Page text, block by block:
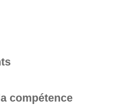
compétence